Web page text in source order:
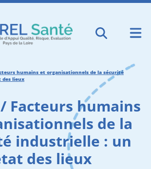
humains et organisationnels de la sécurité
lieux
/ Facteurs humains
de la
industrielle : un
des lieux